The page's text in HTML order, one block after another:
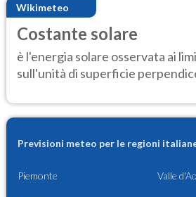
Wikimeteo
Costante solare
è l'energia solare osservata ai
sull'unità di superficie
Previsioni meteo per le regioni
Piemonte Valle